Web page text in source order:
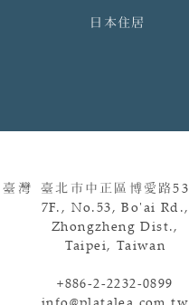
日本住居
臺灣 臺北市中正區博愛路53
7F., No.53, Bo'ai Rd.,
Zhongzheng Dist.,
Taipei, Taiwan
+886-2-2232-0899